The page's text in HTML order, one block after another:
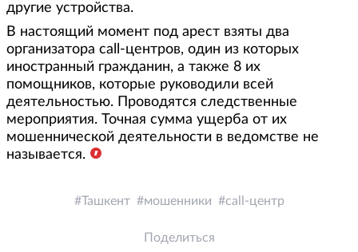
другие устройства.
В настоящий момент под арест взяты два
организатора call-центров, один из которых
иностранный гражданин, а также 8 их
помощников, которые руководили всей
деятельностью. Проводятся следственные
мероприятия. Точная сумма ущерба от их
мошеннической деятельности в ведомстве не
называется.
Ташкент мошенники call-центр
Поделиться